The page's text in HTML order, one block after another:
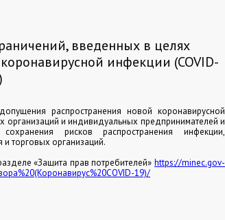
введенных в целях
инфекции (COVID-
распространения новой коронавирусной
организаций и индивидуальных предпринимателей и
рисков распространения инфекции,
торговых организаций.
«Защита прав потребителей» https://minec.gov-
19)/